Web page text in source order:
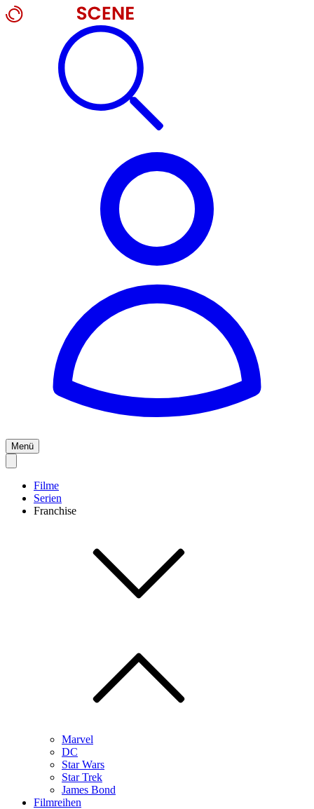
Menü
Filme
Serien
Franchise
Marvel
DC
Star Wars
Star Trek
James Bond
Filmreihen